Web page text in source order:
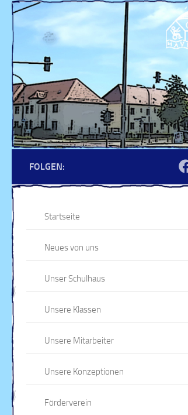
Zum Inhalt springen
FOLGEN:
Startseite
Neues von uns
Unser Schulhaus
Unsere Klassen
Unsere Mitarbeiter
Unsere Konzeptionen
Förderverein